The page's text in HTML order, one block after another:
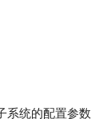
系统的配置参数